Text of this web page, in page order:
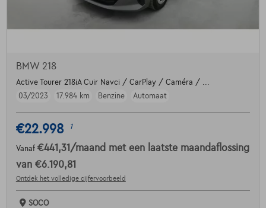
BMW 218
Active Tourer 218iA Cuir Navci / CarPlay / Caméra / ...
03/2023
17.984 km Benzine Automaat
€22.998 1
Vanaf €441,31 /maand met een laatste maandaflossing
van €6.190,81
Ontdek het volledige cijfervoorbeeld
SOCO